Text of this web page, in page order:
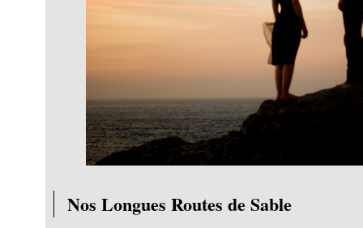
Nos Longues Routes de Sable